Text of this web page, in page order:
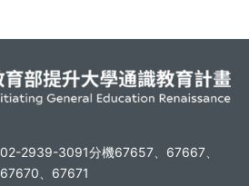
02-2939-3091分機67657、67667、
67670、67671